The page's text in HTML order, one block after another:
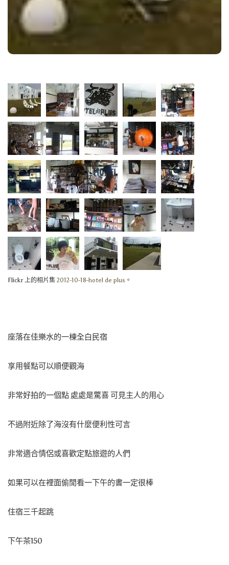
Flickr 上的相片集 2012-10-18-hotel de plus 。
座落在佳樂水的一棟全白民宿
享用餐點可以順便觀海
非常好拍的一個點 處處是驚喜 可見主人的用心
不過附近除了海沒有什麼便利性可言
非常適合情侶或喜歡定點旅遊的人們
如果可以在裡面偷閒看一下午的書一定很棒
住宿三千起跳
下午茶150